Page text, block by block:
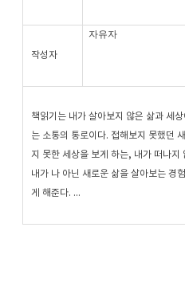
작성자
자유자
책읽기는 내가 살아보지 않은 삶과 세
는 소통의 통로이다. 접해보지 못했던
지 못한 세상을 보게 하는, 내가 떠나지
내가 나 아닌 새로운 삶을 살아보는 경
게 해준다. ...